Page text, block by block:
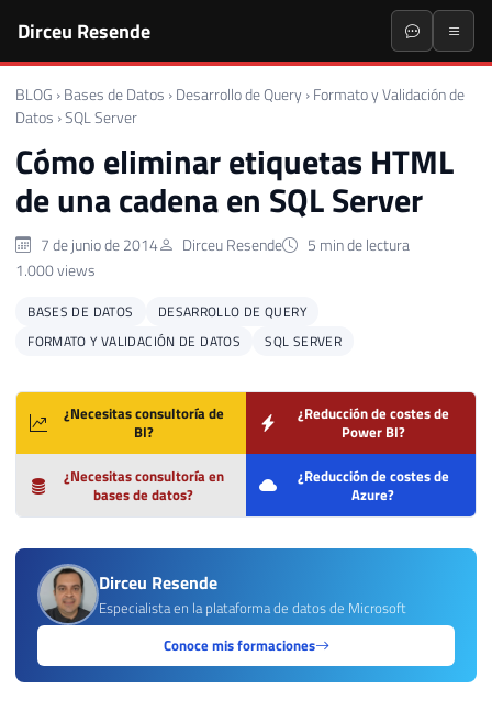
Dirceu Resende
BLOG › Bases de Datos › Desarrollo de Query › Formato y Validación de
Datos ›SQL Server
Cómo eliminar etiquetas HTML
de una cadena en SQL Server
7 de junio de 2014 Dirceu Resende
5 min de lectura
1.000 views
BASES DE DATOS
DESARROLLO DE QUERY
FORMATO Y VALIDACIÓN DE DATOS
SQL SERVER
¿Necesitas consultoría de
BI?
¿Reducción de costes de
Power BI?
¿Necesitas consultoría en
bases de datos?
¿Reducción de costes de
Azure?
Dirceu Resende
Especialista en la plataforma de datos de Microsoft
Conoce mis formaciones